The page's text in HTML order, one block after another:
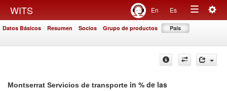
WITS En Es
Toggle
Datos Básicos Resumen Socios Grupo de productos País
Montserrat Servicios de transporte in % de las